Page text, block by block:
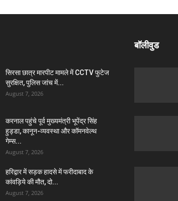
सिरसा छात्र मारपीट मामले में CCTV फुटेज
सुरक्षित, पुलिस जांच में...
August 7, 2026
करनाल पहुंचे पूर्व मुख्यमंत्री भूपेंद्र सिंह
हुड्डा, कानून-व्यवस्था और कॉमनवेल्थ
गेम्स...
August 7, 2026
हरिद्वार में सड़क हादसे में फरीदाबाद के
कांवड़िये की मौत, दो...
August 7, 2026
बॉलीवुड